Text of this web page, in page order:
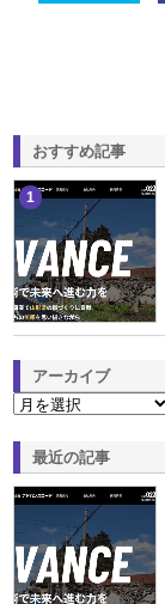
おすすめ記事
1
アーカイブ
最近の記事